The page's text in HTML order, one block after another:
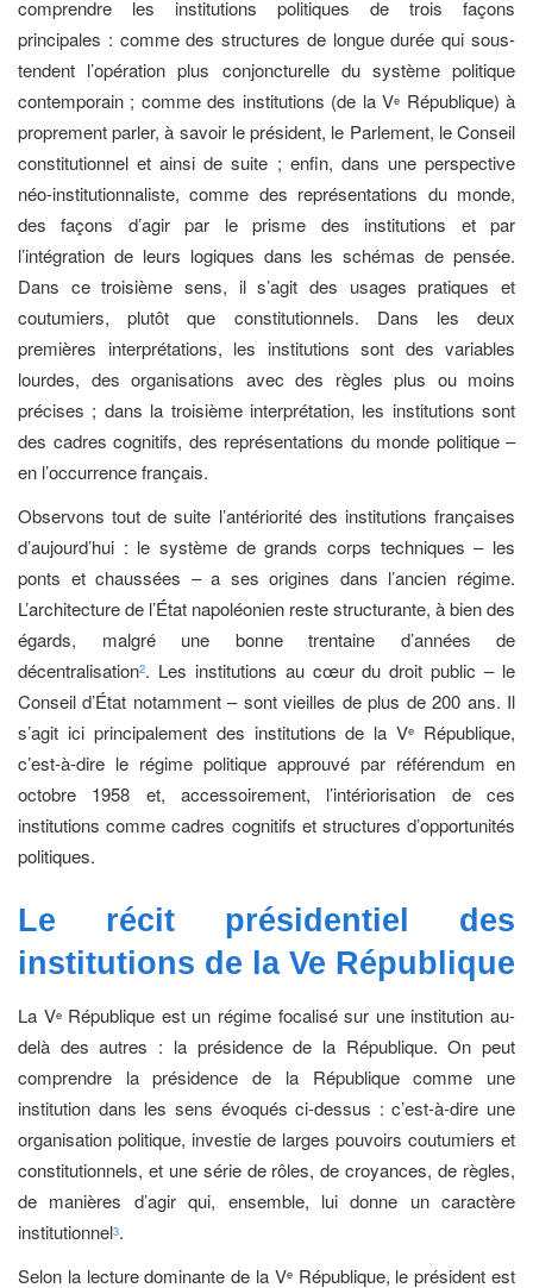
comprendre les institutions politiques de trois façons
principales : comme des structures de longue durée qui sous-
tendent l’opération plus conjoncturelle du système politique
contemporain ; comme des institutions (de la Ve République) à
proprement parler, à savoir le président, le Parlement, le Conseil
constitutionnel et ainsi de suite ; enfin, dans une perspective
néo-institutionnaliste, comme des représentations du monde,
des façons d’agir par le prisme des institutions et par
l’intégration de leurs logiques dans les schémas de pensée.
Dans ce troisième sens, il s’agit des usages pratiques et
coutumiers, plutôt que constitutionnels. Dans les deux
premières interprétations, les institutions sont des variables
lourdes, des organisations avec des règles plus ou moins
précises ; dans la troisième interprétation, les institutions sont
des cadres cognitifs, des représentations du monde politique –
en l’occurrence français.
Observons tout de suite l’antériorité des institutions françaises
d’aujourd’hui : le système de grands corps techniques – les
ponts et chaussées – a ses origines dans l’ancien régime.
L’architecture de l’État napoléonien reste structurante, à bien des
égards, malgré une bonne trentaine d’années de
décentralisation2. Les institutions au cœur du droit public – le
Conseil d’État notamment – sont vieilles de plus de 200 ans. Il
s’agit ici principalement des institutions de la Ve
République,
c’est-à-dire le régime politique approuvé par référendum en
octobre 1958 et, accessoirement, l’intériorisation de ces
institutions comme cadres cognitifs et structures d’opportunités
politiques.
Le récit présidentiel des
institutions de la Ve République
La VeRépublique est un régime focalisé sur une institution au-
delà des autres : la présidence de la République. On peut
comprendre la présidence de la République comme une
institution dans les sens évoqués ci-dessus : c’est-à-dire une
organisation politique, investie de larges pouvoirs coutumiers et
constitutionnels, et une série de rôles, de croyances, de règles,
de manières d’agir qui, ensemble, lui donne un caractère
institutionnel3.
Selon la lecture dominante de la VeRépublique, le président est